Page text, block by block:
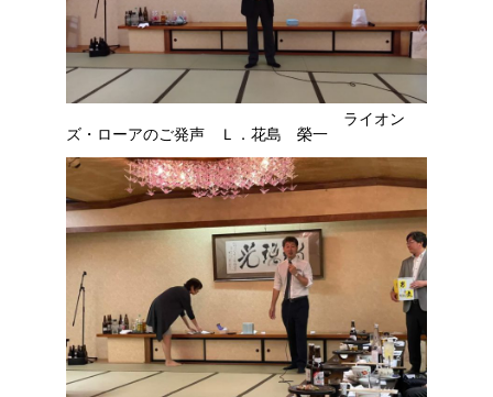
ライオン
ズ・ローアのご発声 Ｌ．花島 榮一